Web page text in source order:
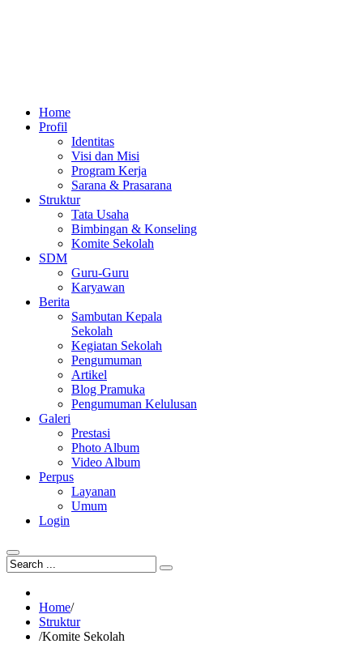
Home
Profil
Identitas
Visi dan Misi
Program Kerja
Sarana & Prasarana
Struktur
Tata Usaha
Bimbingan & Konseling
Komite Sekolah
SDM
Guru-Guru
Karyawan
Berita
Sambutan Kepala
Sekolah
Kegiatan Sekolah
Pengumuman
Artikel
Blog Pramuka
Pengumuman Kelulusan
Galeri
Prestasi
Photo Album
Video Album
Perpus
Layanan
Umum
Login
Home/
Struktur
/Komite Sekolah